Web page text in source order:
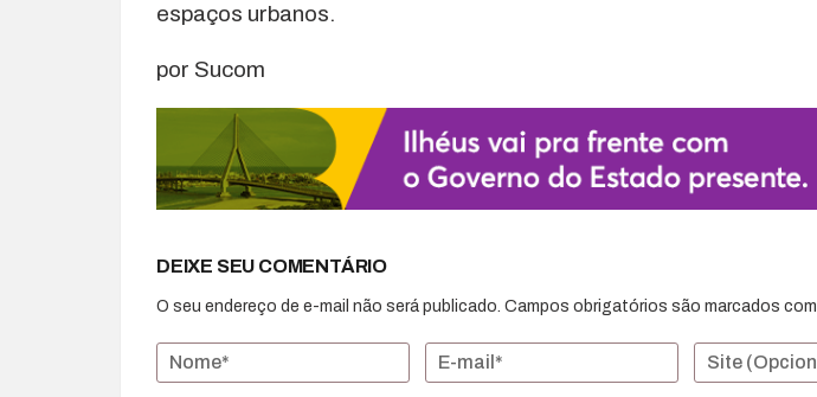
espaços urbanos.
por Sucom
DEIXE SEU COMENTÁRIO
O seu endereço de e-mail não será publicado. Campos obrigatórios são marcados com